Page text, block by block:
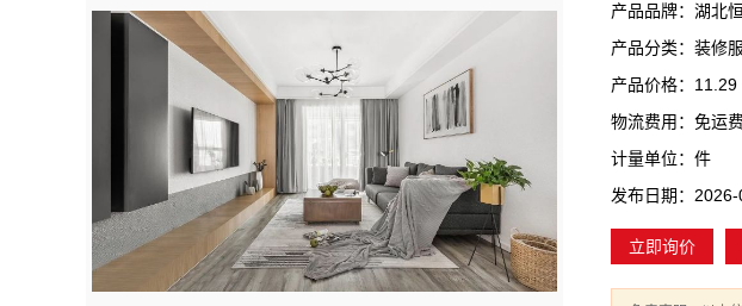
产品品牌：湖北
产品分类：装修
产品价格：11.29
物流费用：免运费
计量单位：件
发布日期：
立即询价